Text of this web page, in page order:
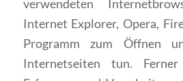
verwendeten
Internet Explorer, Opera,
Programm zum Öffnen
Internetseiten tun.